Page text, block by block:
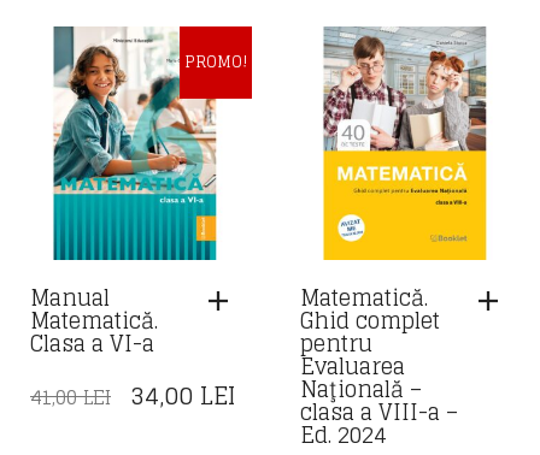
FOST:
41,00 LEI.
PROMO!
Manual
Matematică.
Clasa a VI-a
41,00LEI PREȚUL
34,00 LEI PREȚUL
CURENT
Matematică.
Ghid complet
pentru
Evaluarea
Naţională –
clasa a VIII-a –
Ed. 2024